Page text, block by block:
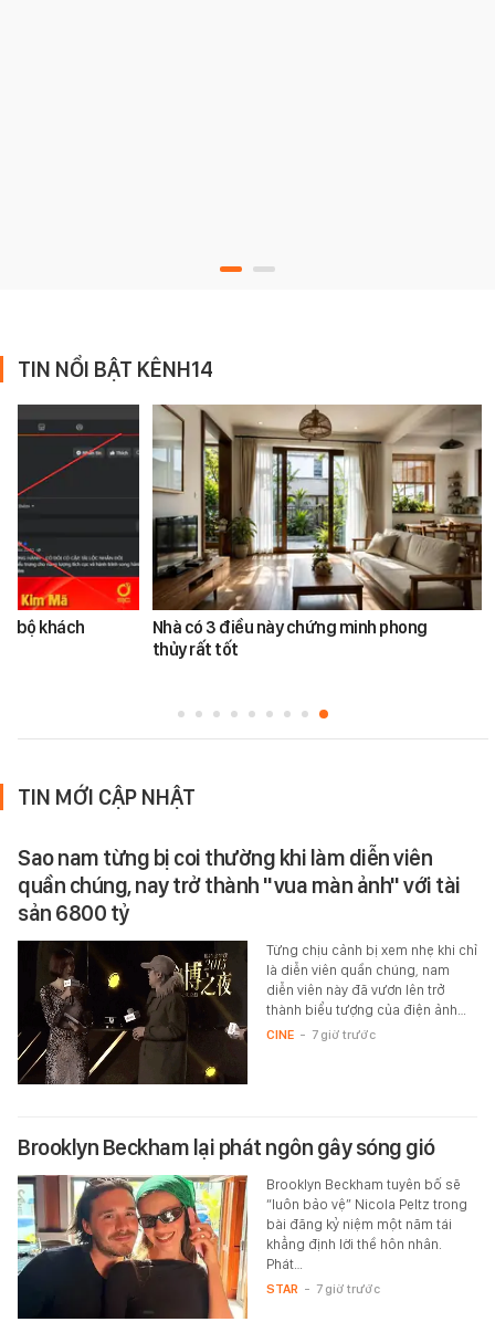
TIN NỔI BẬT KÊNH14
bộ khách
Nhà có 3 điều này chứng minh phong
thủy rất tốt
TIN MỚI CẬP NHẬT
Sao nam từng bị coi thường khi làm diễn viên
quần chúng, nay trở thành "vua màn ảnh" với tài
sản 6800 tỷ
Từng chịu cảnh bị xem nhẹ khi chỉ
là diễn viên quần chúng, nam
diễn viên này đã vươn lên trở
thành biểu tượng của điện ảnh…
CINE - 7 giờ trước
Brooklyn Beckham lại phát ngôn gây sóng gió
Brooklyn Beckham tuyên bố sẽ
“luôn bảo vệ” Nicola Peltz trong
bài đăng kỷ niệm một năm tái
khẳng định lời thề hôn nhân.
Phát…
STAR - 7 giờ trước